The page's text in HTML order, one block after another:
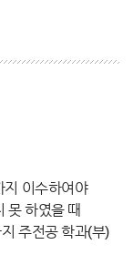
지 이수하여야
못 하였을 때
주전공 학과(부)